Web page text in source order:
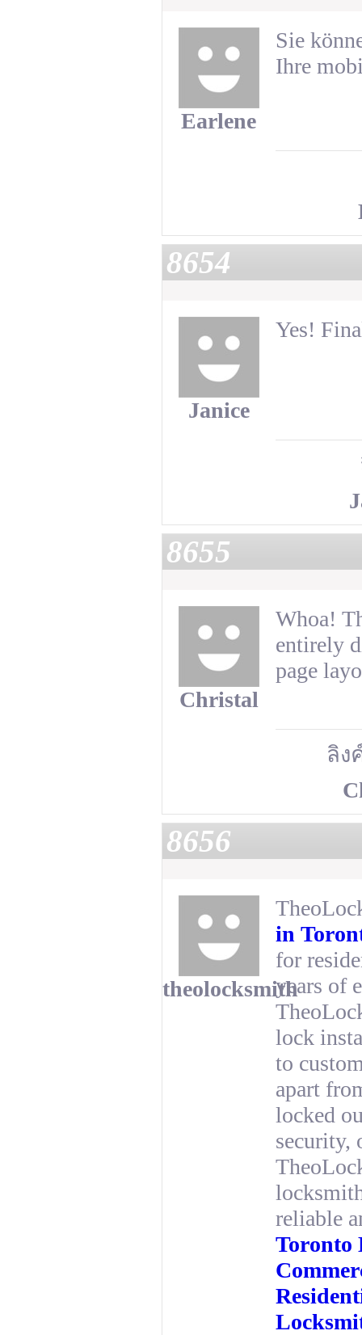
Earlene
Sie
Ihre
8654
Janice
Yes!
8655
Christal
Whoa!
entirely
page
ลิง
8656
theolocksmith
in
for
years of
lock
to
apart
locked
security,
reliable
Toronto